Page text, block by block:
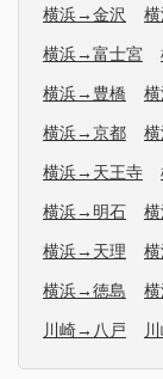
横浜→金沢
横浜→富士宮
横浜→豊橋
横浜→京都
横浜→天王寺
横浜→明石
横浜→天理
横浜→徳島
川崎→八戸